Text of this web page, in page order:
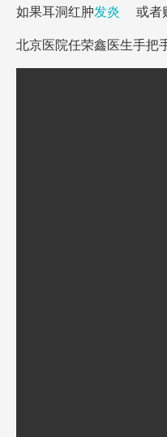
如果耳洞红肿发炎 或者
北京医院任荣鑫医生手把